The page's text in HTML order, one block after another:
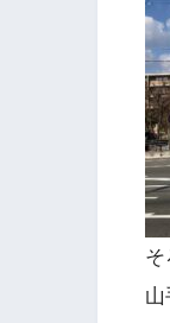
そ
山